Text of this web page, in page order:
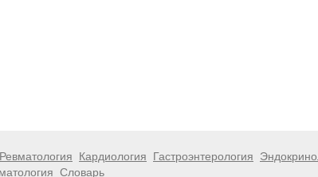
Ревматология Кардиология Гастроэнтерология
Словарь